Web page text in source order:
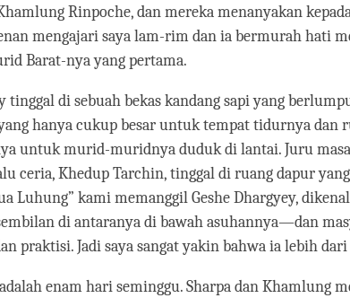
Rinpoche, dan mereka menanyakan
mengajari saya lam-rim dan ia bermurah hati
Barat-nya yang pertama.
tinggal di sebuah bekas kandang sapi yang
hanya cukup besar untuk tempat tidurnya dan
untuk murid-muridnya duduk di lantai. Juru
ceria, Khedup Tarchin, tinggal di ruang dapur
Luhung” kami memanggil Geshe Dhargyey,
di antaranya di bawah asuhannya—dan
praktisi. Jadi saya sangat yakin bahwa ia lebih
enam hari seminggu. Sharpa dan Khamlung